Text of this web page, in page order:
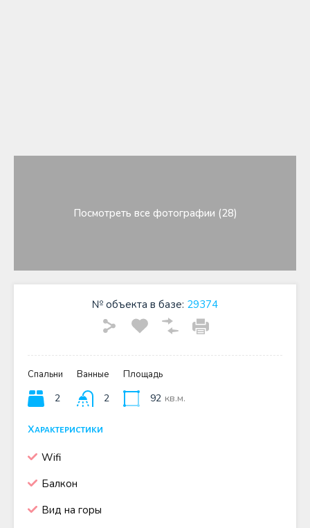
Посмотреть все фотографии (28)
№ объекта в базе: 29374
Спальни
2
Ванные
2
Площадь
92 кв.м.
Характеристики
Wifi
Балкон
Вид на горы